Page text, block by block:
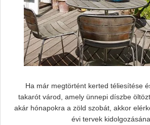
Ha már megtörtént kerted téliesítése
takarót várod, amely ünnepi díszbe
akár hónapokra a zöld szobát, akkor
évi tervek